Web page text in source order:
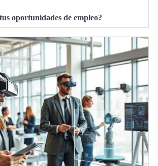
oportunidades de empleo?